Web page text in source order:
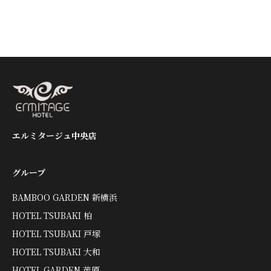
エルミタージュ中央店
グループ
BAMBOO GARDEN 新横浜
HOTEL TSUBAKI 柏
HOTEL TSUBAKI 戸塚
HOTEL TSUBAKI 大和